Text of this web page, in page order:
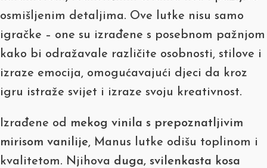
osmišljenim detaljima. Ove lutke nisu samo
igračke – one su izrađene s posebnom pažnjom
kako bi odražavale različite osobnosti, stilove i
izraze emocija, omogućavajući djeci da kroz
igru istraže svijet i izraze svoju kreativnost.
Izrađene od mekog vinila s prepoznatljivim
mirisom vanilije, Manus lutke odišu toplinom i
kvalitetom. Njihova duga, svilenkasta kosa